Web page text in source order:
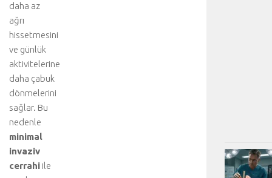
daha az
ağrı
hissetmesini
ve günlük
aktivitelerine
daha çabuk
dönmelerini
sağlar. Bu
nedenle
minimal
invaziv
cerrahi ile